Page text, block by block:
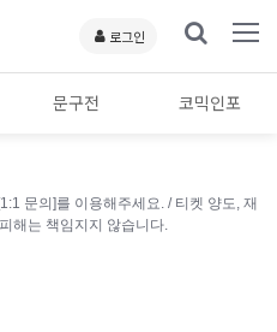
로그인
문구전 코믹인포
문의]를 이용해주세요. / 티켓 양도, 재
해는 책임지지 않습니다.